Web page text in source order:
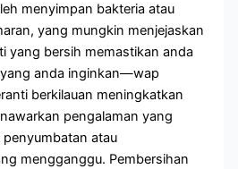
menyimpan bakteria atau
yang mungkin menjejaskan
yang bersih memastikan anda
anda inginkan—wap
berkilauan meningkatkan
pengalaman yang
atau
mengganggu. Pembersihan